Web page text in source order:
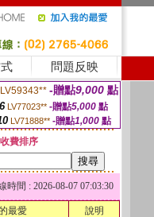
問題反映
LV59343** -贈點9,000 點
LV77023** -贈點5,000點
LV71888** -贈點1,000 點
費排序
時間 : 2026-08-07 07:03:30
最愛 說明